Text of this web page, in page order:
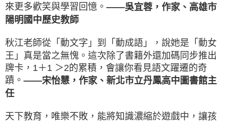
來更多歡笑與學習回憶。 ——吳宜蓉，作家、高雄市
陽明國中歷史教師
秋江老師從「動文字」到「動成語」，說她是「動女
王」真是當之無愧。這次除了書籍外還加碼同步推出
牌卡，1＋1 ＞2的累積，會讓你看見語文躍遷的奇
蹟。 ——宋怡慧，作家、新北市立丹鳳高中圖書館主
任
天下教育，唯樂不敗，能將知識濃縮於遊戲中，讓孩